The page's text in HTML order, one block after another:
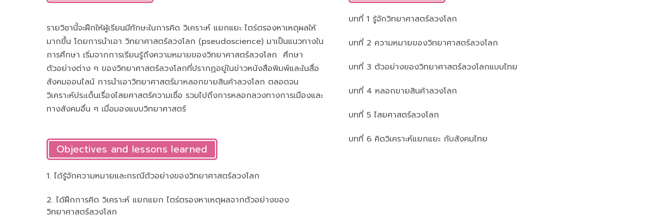
รายวิชานี้จะฝึกให้ผู้เรียนมีทักษะในการคิด วิเคราะห์ แยกแยะ ไตร่ตรองหาเหตุผลให้
มากขึ้น โดยการนำเอา วิทยาศาสตร์ลวงโลก (pseudoscience) มาเป็นแนวทางใน
การศึกษา เริ่มจากการเรียนรู้ถึงความหมายของวิทยาศาสตร์ลวงโลก ศึกษา
ตัวอย่างต่าง ๆ ของวิทยาศาสตร์ลวงโลกที่ปรากฏอยู่ในข่าวหนังสือพิมพ์และในสื่อ
สังคมออนไลน์ การนำเอาวิทยาศาสตร์มาหลอกขายสินค้าลวงโลก ตลอดจน
วิเคราะห์ประเด็นเรื่องไสยศาสตร์ความเชื่อ รวมไปถึงการหลอกลวงทางการเมืองและ
ทางสังคมอื่น ๆ เมื่อมองแบบวิทยาศาสตร์
Objectives and lessons learned
1. ได้รู้จักความหมายและกรณีตัวอย่างของวิทยาศาสตร์ลวงโลก
2. ได้ฝึกการคิด วิเคราะห์ แยกแยก ไตร่ตรองหาเหตุผลจากตัวอย่างของ
วิทยาศาสตร์ลวงโลก
บทที่ 1 รู้จักวิทยาศาสตร์ลวงโลก
บทที่ 2 ความหมายของวิทยาศาสตร์ลวงโลก
บทที่ 3 ตัวอย่างของวิทยาศาสตร์ลวงโลกแบบไทย
บทที่ 4 หลอกขายสินค้าลวงโลก
บทที่ 5 ไสยศาสตร์ลวงโลก
บทที่ 6 คิดวิเคราะห์แยกแยะ กับสังคมไทย